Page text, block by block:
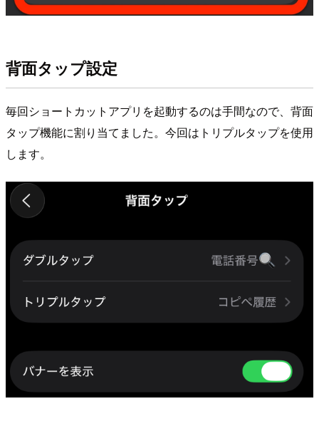
背面タップ設定
毎回ショートカットアプリを起動するのは手間なので、背面
タップ機能に割り当てました。今回はトリプルタップを使用
します。